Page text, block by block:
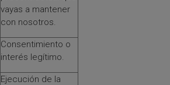
vayas a mantener
con nosotros.
Consentimiento o
interés legítimo.
Ejecución de la